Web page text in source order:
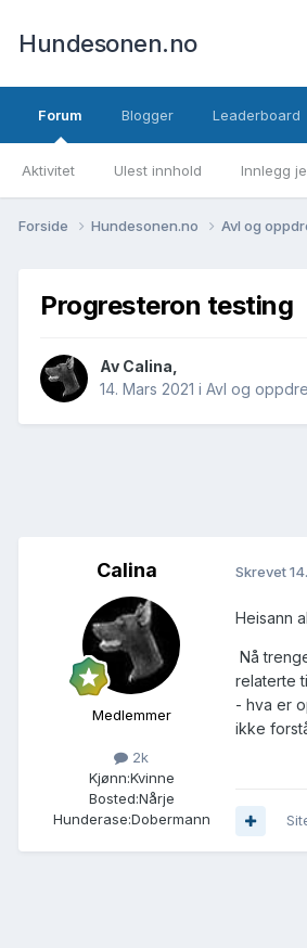
Hundesonen.no
Forum
Aktivitet Ulest innhold Innlegg
Blogger Leaderboard
Forside Hundesonen.no Avl og
Progresteron testing
Av Calina
14. Mars 2021 i Avl og
Calina
Medlemmer
2k
Kjønn:Kvinne
Bosted:Nårje
Hunderase:Dobermann
Skrevet
Heisann
Nå
relaterte
- hva er
ikke